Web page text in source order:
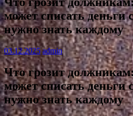
может списать деньги
нужно знать каждому
03.12.2025 admin
Что грозит
может списать деньги
нужно знать каждому